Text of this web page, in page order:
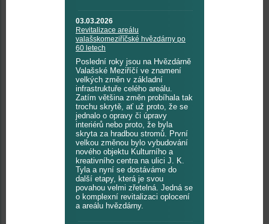
03.03.2026
Revitalizace areálu
valašskomeziříčské hvězdárny po
60 letech
Poslední roky jsou na Hvězdárně
Valašské Meziříčí ve znamení
velkých změn v základní
infrastruktuře celého areálu.
Zatím většina změn probíhala tak
trochu skrytě, ať už proto, že se
jednalo o opravy či úpravy
interiérů nebo proto, že byla
skryta za hradbou stromů. První
velkou změnou bylo vybudování
nového objektu Kulturního a
kreativního centra na ulici J. K.
Tyla a nyní se dostáváme do
další etapy, která je svou
povahou velmi zřetelná. Jedná se
o komplexní revitalizaci oplocení
a areálu hvězdárny.